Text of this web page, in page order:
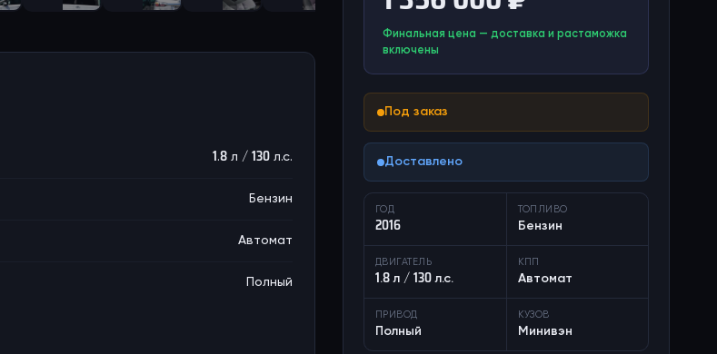
Финальная цена — доставка и растаможка
включены
Под заказ
Доставлено
ГОД
2016
ТОПЛИВО
Бензин
ДВИГАТЕЛЬ
1.8 л / 130 л.с.
КПП
Автомат
ПРИВОД
Полный
КУЗОВ
Минивэн
1.8 л / 130 л.с.
Бензин
Автомат
Полный